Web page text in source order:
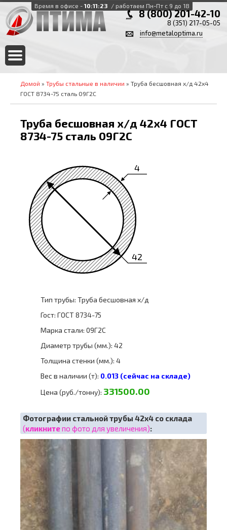
Время в офисе - 10:11:23 / работаем Пн-Пт с 9 до 18
8 (800) 201-42-10
8 (351) 217-05-05
info@metaloptima.ru
Домой » Трубы стальные в наличии » Труба бесшовная х/д 42х4
ГОСТ 8734-75 сталь 09Г2С
Труба бесшовная х/д 42х4 ГОСТ
8734-75 сталь 09Г2С
42
4
Тип трубы: Труба бесшовная х/д
Гост: ГОСТ 8734-75
Марка стали: 09Г2С
Диаметр трубы (мм.): 42
Толщина стенки (мм.): 4
Вес в наличии (т): 0.013 (сейчас на складе)
Цена (руб./тонну): 331500.00
Фотографии стальной трубы 42х4 со склада
(кликнитепо фото для увеличения):